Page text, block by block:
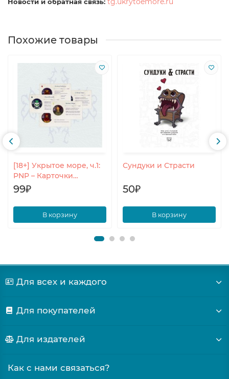
Похожие товары
[18+] Укрытое море, ч.1:
PNP – Карточки
проходных персонажей
99₽
В корзину
Сундуки и Страсти
50₽
В корзину
Для всех и каждого
Для покупателей
Для издателей
Как с нами связаться?